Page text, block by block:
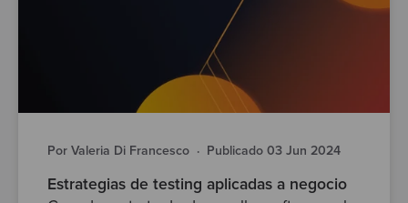
Por Valeria Di Francesco · Publicado 03 Jun 2024
Estrategias de testing aplicadas a negocio